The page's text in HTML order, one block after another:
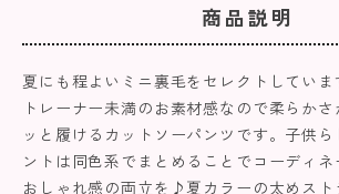
商品説明
夏にも程よいミニ裏毛をセレクトしてい
トレーナー未満のお素材感なので柔らか
ッと履けるカットソーパンツです。子供ら
ントは同色系でまとめることでコーディネ
おしゃれ感の両立を♪夏カラーの太めスト